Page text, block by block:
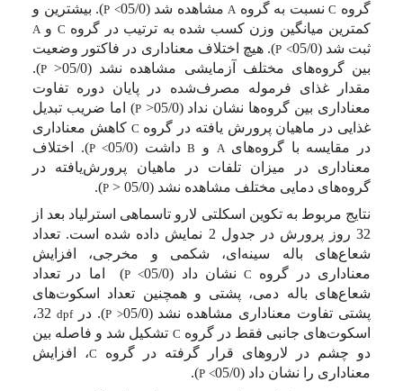
گروه Cنسبت به گروه A مشاهده شد (05/0 <
P). بیشترین و
کمترین میانگین وزن کسب شده به ترتیب در گروه C و A
ثبت شد (05/0 <
P). هیچ اختلاف معناداری در فاکتور وضعیت
بین گروه‌های مختلف آزمایشی مشاهده نشد (05/0<
P
).
مقدار غذای فرموله مصرف‌شده در پایان دوره تفاوت
معناداری بین گروه‌ها نشان نداد (05/0<
P) اما ضریب تبدیل
غذایی در ماهیان پرورش یافته در گروه C کاهش معناداری
در مقایسه با گروه‌های A و Bداشت (05/0 <
P). اختلاف
معناداری در میزان تلفات در ماهیان پرورش‌یافته در
گروه‌های دمایی مختلف مشاهده نشد (05/0 <
P
).
نتایج مربوط به تکوین اسکلتی لارو تاسماهی استرلیاد بعد از
32 روز پرورش در جدول 2 نمایش داده شده است. تعداد
شعاع‌های باله سینه‌ای، شکمی و مخرجی، افزایش
معناداری در گروه
Cنشان داد (05/0 <
P
)
اما در تعداد
شعاع‌های باله دمی، پشتی و همچنین تعداد اسکوت‌های
پشتی تفاوت معناداری مشاهده نشد (05/0
>
P). درdpf
32،
اسکوت‌های جانبی فقط در گروه C تشکیل شد و فاصله بین
دو چشم در لاروهای قرار گرفته در گروه
C، افزایش
معناداری را نشان داد (05/0
<
P
).